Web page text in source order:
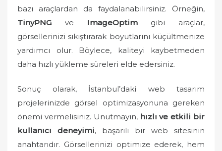
bazı araçlardan da faydalanabilirsiniz. Örneğin,
TinyPNG ve ImageOptimgibi araçlar,
görsellerinizi sıkıştırarak boyutlarını küçültmenize
yardımcı olur. Böylece, kaliteyi kaybetmeden
daha hızlı yükleme süreleri elde edersiniz.
Sonuç olarak, İstanbul’daki web tasarım
projelerinizde görsel optimizasyonuna gereken
önemi vermelisiniz. Unutmayın, hızlı ve etkili bir
kullanıcı deneyimi, başarılı bir web sitesinin
anahtarıdır. Görsellerinizi optimize ederek, hem